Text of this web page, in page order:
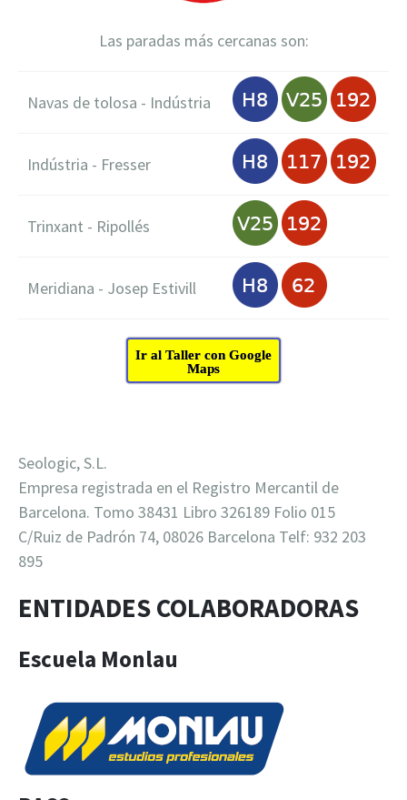
Las paradas más cercanas son:
Navas de tolosa - Indústria
Indústria - Fresser
Trinxant - Ripollés
Meridiana - Josep Estivill
Ir al Taller con Google
Maps
Seologic, S.L.
Empresa registrada en el Registro Mercantil de
Barcelona. Tomo 38431 Libro 326189 Folio 015
C/Ruiz de Padrón 74, 08026 Barcelona Telf: 932 203
895
ENTIDADES COLABORADORAS
Escuela Monlau